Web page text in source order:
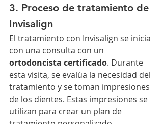
3. Proceso de tratamiento de
Invisalign
El tratamiento con Invisalign se inicia
con una consulta con un
ortodoncista certificado. Durante
esta visita, se evalúa la necesidad del
tratamiento y se toman impresiones
de los dientes. Estas impresiones se
utilizan para crear un plan de